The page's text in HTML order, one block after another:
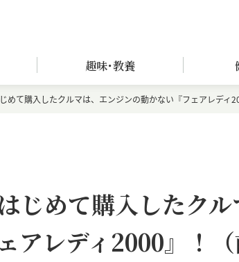
趣味･教養
めて購入したクルマは、エンジンの動かない『フェアレディ
じめて購入したク
アレディ2000』！（